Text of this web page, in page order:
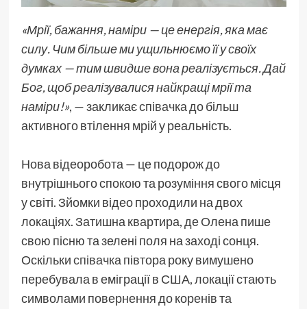
«Мрії, бажання, наміри — це енергія, яка має
силу. Чим більше ми ущильнюємо її у своїх
думках — тим швидше вона реалізується. Дай
Бог, щоб реалізувалися найкращі мрії та
наміри!», — закликаєспівачкадо більш
активного втілення мрій у реальність.
Нова відеоробота — це подорож до
внутрішнього спокою та розуміння свого місця
у світі. Зйомки відео проходили на двох
локаціях. Затишна квартира, де Олена пише
свою пісню та зелені поля на заході сонця.
Оскількиспівачка півтора року вимушено
перебувала в еміграції в США, локації стають
символами повернення до коренів та